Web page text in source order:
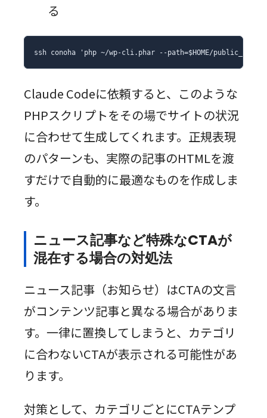
る
ssh conoha 'php ~/wp-cli.phar --path=$HOME/
Claude Codeに依頼すると、このような
PHPスクリプトをその場でサイトの状況
に合わせて生成してくれます。正規表現
のパターンも、実際の記事のHTMLを渡
すだけで自動的に最適なものを作成しま
す。
ニュース記事など特殊なCTAが
混在する場合の対処法
ニュース記事（お知らせ）はCTAの文言
がコンテンツ記事と異なる場合がありま
す。一律に置換してしまうと、カテゴリ
に合わないCTAが表示される可能性があ
ります。
対策として、カテゴリごとにCTAテンプ